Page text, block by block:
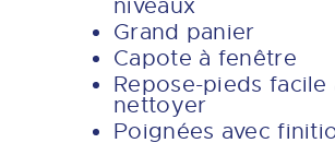
niveaux
Grand panier
Capote à fenêtre
Repose-pieds facile
nettoyer
Poignées avec